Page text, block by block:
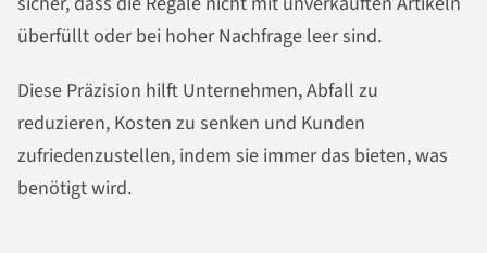
überfüllt oder bei hoher Nachfrage leer sind.
Diese Präzision hilft Unternehmen, Abfall zu
reduzieren, Kosten zu senken und Kunden
zufriedenzustellen, indem sie immer das bieten, was
benötigt wird.